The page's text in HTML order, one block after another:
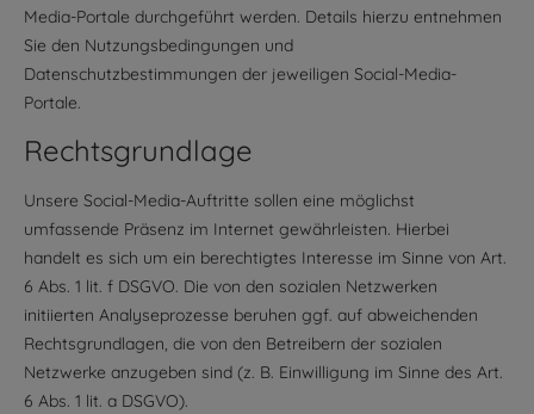
Media-Portale durchgeführt werden. Details hierzu entnehmen
Sie den Nutzungsbedingungen und
Datenschutzbestimmungen der jeweiligen Social-Media-
Portale.
Rechtsgrundlage
Unsere Social-Media-Auftritte sollen eine möglichst
umfassende Präsenz im Internet gewährleisten. Hierbei
handelt es sich um ein berechtigtes Interesse im Sinne von Art.
6 Abs. 1 lit. f DSGVO. Die von den sozialen Netzwerken
initiierten Analyseprozesse beruhen ggf. auf abweichenden
Rechtsgrundlagen, die von den Betreibern der sozialen
Netzwerke anzugeben sind (z. B. Einwilligung im Sinne des Art.
6 Abs. 1 lit. a DSGVO).